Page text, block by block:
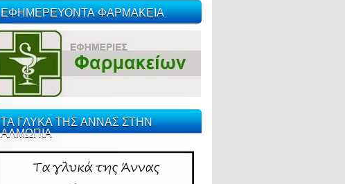
ΕΦΗΜΕΡΕΥΟΝΤΑ ΦΑΡΜΑΚΕΙΑ
ΤΑ ΓΛΥΚΑ ΤΗΣ ΑΝΝΑΣ ΣΤΗΝ
ΑΛΜΩΠΙΑ